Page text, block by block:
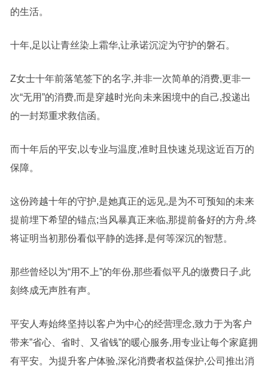
的生活。
十年,足以让青丝染上霜华,让承诺沉淀为守护的磐石。
Z女士十年前落笔签下的名字,并非一次简单的消费,更非一
次“无用”的消费,而是穿越时光向未来困境中的自己,投递出
的一封郑重求救信函。
而十年后的平安,以专业与温度,准时且快速兑现这近百万的
保障。
这份跨越十年的守护,是她真正的远见,是为不可预知的未来
提前埋下希望的锚点;当风暴真正来临,那提前备好的方舟,终
将证明当初那份看似平静的选择,是何等深沉的智慧。
那些曾经以为“用不上”的年份,那些看似平凡的缴费日子,此
刻终成无声胜有声。
平安人寿始终坚持以客户为中心的经营理念,致力于为客户
带来”省心、省时、又省钱”的暖心服务,用专业让每个家庭拥
有平安。为提升客户体验,深化消费者权益保护,公司推出消